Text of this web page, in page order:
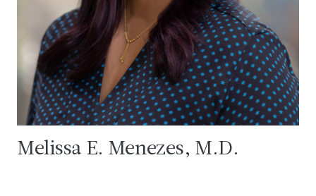
Melissa E. Menezes, M.D.